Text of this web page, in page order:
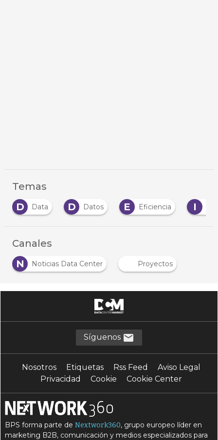
Temas
D
Data D Datos E Eficiencia I IA
Canales
N
Noticias Data Center Proyectos
Síguenos
Nosotros Etiquetas Rss Feed
Aviso Legal
Privacidad
Cookie Cookie Center
BPS forma parte deNextwork360, grupo europeo líder en
marketing B2B, comunicación y medios especializados para